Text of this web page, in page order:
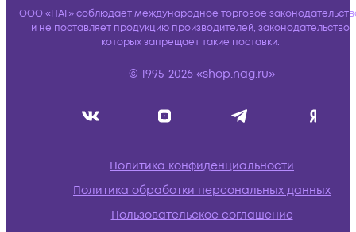
ООО «НАГ» соблюдает международное торговое
и не поставляет продукцию производителей, законодательство
которых запрещает такие поставки.
© 1995-2026 «shop.nag.ru»
Политика конфиденциальности
Политика обработки персональных данных
Пользовательское соглашение